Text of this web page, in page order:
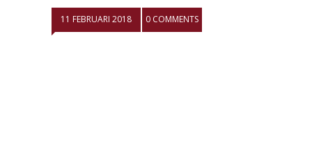
11 FEBRUARI 2018 0 COMMENTS